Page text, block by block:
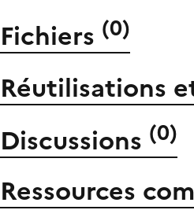
Fichiers (0)
Réutilisations
Discussions (0)
Ressources